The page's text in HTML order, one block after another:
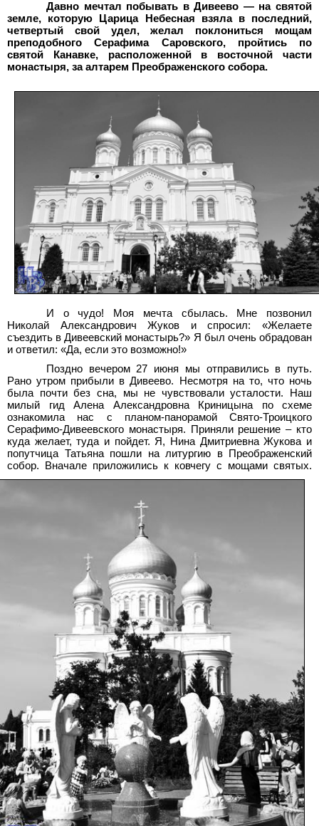
Давно мечтал побывать в Дивеево — на святой
земле, которую Царица Небесная взяла в последний,
четвертый свой удел, желал поклониться мощам
преподобного Серафима Саровского, пройтись по
святой Канавке, расположенной в восточной части
монастыря, за алтарем Преображенского собора.
И о чудо! Моя мечта сбылась. Мне позвонил
Николай Александрович Жуков и спросил: «Желаете
съездить в Дивеевский монастырь?» Я был очень обрадован
и ответил: «Да, если это возможно!»
Поздно вечером 27
июня мы отправились в путь.
Рано утром прибыли в Дивеево. Несмотря на то, что ночь
была почти без сна, мы не чувствовали усталости. Наш
милый гид Алена Александровна Криницына по схеме
ознакомила нас с планом-панорамой Свято-Троицкого
Серафимо-Дивеевского монастыря.
Приняли решение – кто
куда желает, туда и пойдет. Я, Нина Дмитриевна Жукова и
попутчица Татьяна пошли на литургию в Преображенский
собор. Вначале приложились к ковчегу с мощами святых.